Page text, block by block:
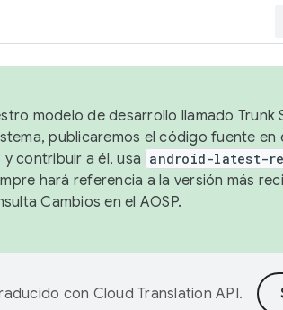
modelo de desarrollo llamado Trunk
publicaremos el código fuente en
contribuir a él, usa android-latest-
hará referencia a la versión más
Cambios en el AOSP.
con Cloud Translation API.